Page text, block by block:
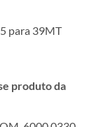
para 39MT
produto da